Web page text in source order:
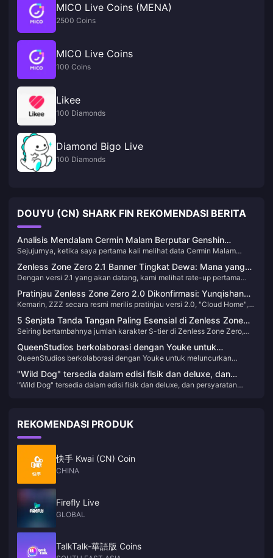
MICO Live Coins (MENA)
2500 Coins
MICO Live Coins
100 Coins
Likee
100 Diamonds
Diamond Bigo Live
100 Diamonds
DOUYU (CN) SHARK FIN REKOMENDASI BERITA
Analisis Mendalam Cermin Malam Berputar Genshin
Impact: Era Mekar Bulan Senjata Khusus Laouma
Sejujurnya, ketika saya pertama kali melihat data Cermin Malam
main tim Mekar. 542 ATK Dasar dipadukan dengan 265 Elemental
Mastery, ditambah skill "Nyanyian Doa Seribu Tahun" yang gila itu,
peningkatan damage reaksi Mekar 120%-240%? Angka-angka ini
saja sudah membuat saya bersemangat.
Zenless Zone Zero 2.1 Banner Tingkat Dewa: Mana yang
Harus Kamu Tarik—Anby atau Youye?
Dengan versi 2.1 yang akan datang, kami melihat rate-up pertama
tingkat atas: Anby Demara dan Luna Yuecheng. Mari kita bahas cara
memilih!
Pratinjau Zenless Zone Zero 2.0 Dikonfirmasi: Yunqishan
Tiba!
Kemarin, ZZZ secara resmi merilis pratinjau versi 2.0, "Cloud Home",
Pembaruan ini memperkenalkan peta baru dari China. Mari kita lihat
konten menarik apa yang dimiliki versi baru ini!
5 Senjata Tanda Tangan Paling Esensial di Zenless Zone
Zero – Upgrade yang Mengubah Permainan yang Tidak
Boleh Anda Lewatkan!
Seiring bertambahnya jumlah karakter S-tier di Zenless Zone Zero,
Beberapa karakter menerima peningkatan statistik besar, sementara
yang lain melihat perbaikan kelemahan utama dalam mekanik inti
mereka. Lihatlah!
QueenStudios berkolaborasi dengan Youke untuk
meluncurkan patung patung "Black Myth: Wukong"
Destiny Man 1/1
QueenStudios berkolaborasi dengan Youke untuk meluncurkan
"Wild Dog" tersedia dalam edisi fisik dan deluxe, dan
persyaratan konfigurasi PC untuk game tersebut telah
"Wild Dog" tersedia dalam edisi fisik dan deluxe, dan persyaratan
REKOMENDASI PRODUK
快手 Kwai (CN) Coin
CHINA
Firefly Live
GLOBAL
TalkTalk-華語版 Coins